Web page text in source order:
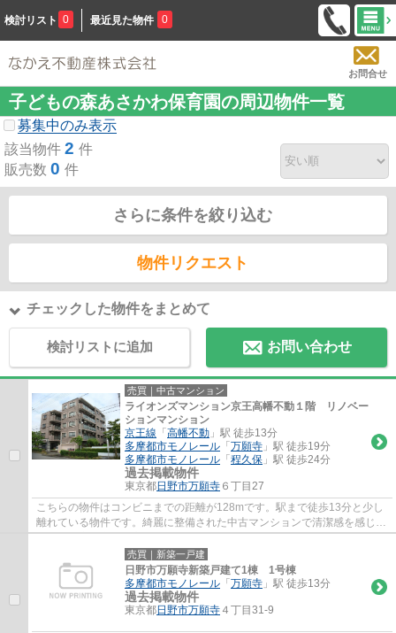
検討リスト 0 最近見た物件 0
お問合せ
子どもの森あさかわ保育園の周辺物件一覧
募集中のみ表示
該当物件 2 件
販売数 0 件
さらに条件を絞り込む
物件リクエスト
チェックした物件をまとめて
検討リストに追加 お問い合わせ
売買｜中古マンション
ライオンズマンション京王高幡不動１階 リノベー
ションマンション
京王線 「 高幡不動 」駅 徒歩13分
多摩都市モノレール 「 万願寺 」駅 徒歩19分
多摩都市モノレール 「 程久保 」駅 徒歩24分
過去掲載物件
東京都日野市万願寺 ６丁目27
こちらの物件はコンビニまでの距離が128mです。駅まで徒歩13分と少し
離れている物件です。綺麗に整備された中古マンションで清潔感を感じま
す。日野市の京王線高幡不動周辺にある物件...
売買｜新築一戸建
日野市万願寺新築戸建て1棟 1号棟
多摩都市モノレール 「 万願寺 」駅 徒歩13分
過去掲載物件
東京都日野市万願寺 ４丁目31-9